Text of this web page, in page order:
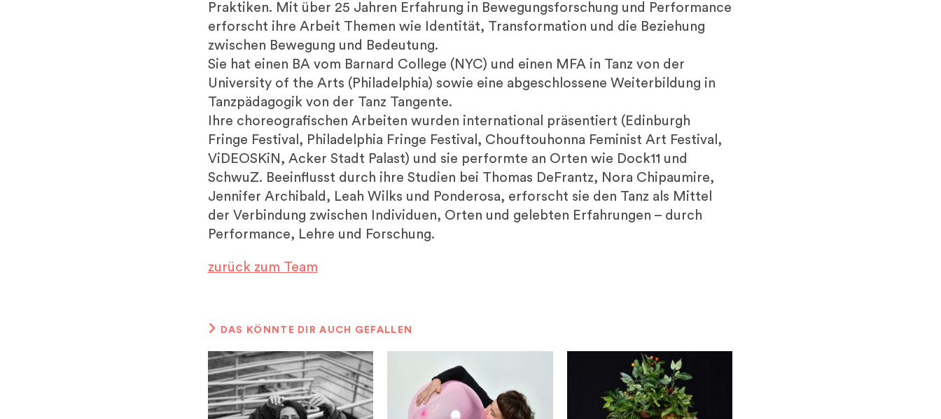
Praktiken. Mit über 25 Jahren Erfahrung in Bewegungsforschung und Performance
erforscht ihre Arbeit Themen wie Identität, Transformation und die Beziehung
zwischen Bewegung und Bedeutung.
Sie hat einen BA vom Barnard College (NYC) und einen MFA in Tanz von der
University of the Arts (Philadelphia) sowie eine abgeschlossene Weiterbildung in
Tanzpädagogik von der Tanz Tangente.
Ihre choreografischen Arbeiten wurden international präsentiert (Edinburgh
Fringe Festival, Philadelphia Fringe Festival, Chouftouhonna Feminist Art Festival,
ViDEOSKiN, Acker Stadt Palast) und sie performte an Orten wie Dock11 und
SchwuZ. Beeinflusst durch ihre Studien bei Thomas DeFrantz, Nora Chipaumire,
Jennifer Archibald, Leah Wilks und Ponderosa, erforscht sie den Tanz als Mittel
der Verbindung zwischen Individuen, Orten und gelebten Erfahrungen – durch
Performance, Lehre und Forschung.
zurück zum Team
DAS KÖNNTE DIR AUCH GEFALLEN